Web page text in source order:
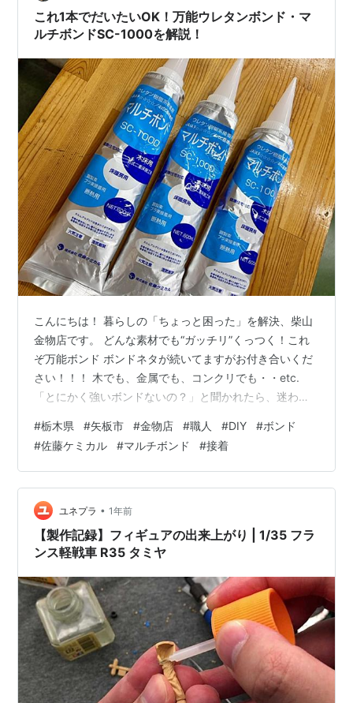
均等に圧力を…
これ1本でだいたいOK！万能ウレタンボンド・マ
ルチボンドSC-1000を解説！
こんにちは！ 暮らしの「ちょっと困った」を解決、柴山
金物店です。 どんな素材でも“ガッチリ”くっつく！これ
ぞ万能ボンド ボンドネタが続いてますがお付き合いくだ
さい！！！ 木でも、金属でも、コンクリでも・・etc.
「とにかく強いボンドないの？」と聞かれたら、迷わず
ボンド、名前の通り“マルチ”。木材・鉄・コンクリート・
プラスチック束・断熱材など素材をほとんど選ばずに強
力にくっつけられる万能タイプなんです。 しかも固まる
とガチッと硬く、床の束や根太をしっかり固定できるほ
どの強度。DIYレベルを超えて、プロの現場でも採用され
る本格仕様です。…
#栃木県 #矢板市 #金物店 #職人 #DIY #ボンド
#佐藤ケミカル #マルチボンド #接着
ユネプラ • 1年前
【製作記録】フィギュアの出来上がり | 1/35 フラ
ンス軽戦車 R35 タミヤ